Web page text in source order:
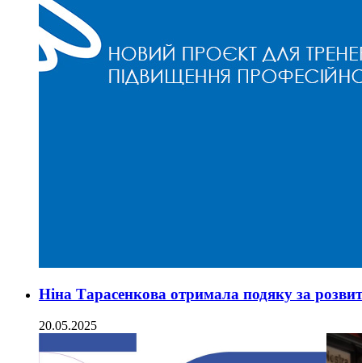
Ніна Тарасенкова отримала подяку за
20.05.2025